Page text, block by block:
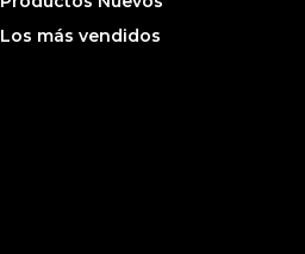
Los más vendidos